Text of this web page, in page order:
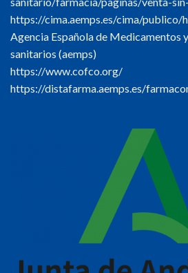
https://cima.aemps.es/cima/publico/
Agencia Española de Medicamentos
sanitarios (aemps)
https://www.cofco.org/
https://distafarma.aemps.es/